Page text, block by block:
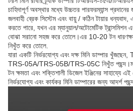
চাহিদাপূর্ণ অবস্থার মধ্যে উচ্চতর পারফরম্যান্স
জলবাহী ব্রেক সিস্টেম এবং বায়ু / কঠিন টায়ার
করতে পারে, যখন এর ম্যানুয়াল/অটোমেটিক ট্রান্সমিশন
বোঝা সরানো সহজ করে তোলে।এর 10-20 টন
নিখুঁত করে তোলে.
যারা একটি নির্ভরযোগ্য এবং দক্ষ মিনি ডাম্পার খুঁজছেন,
TRS-05A/TRS-05B/TRS-05C নিখুঁত
টন ক্ষমতা এবং শক্তিশালী ডিজেল ইঞ্জিনের সাহায্যে
নির্ভরযোগ্য এবং কার্যকর মিনি ডাম্পারের জন্য আদর্শ